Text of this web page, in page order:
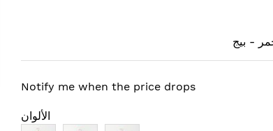
- بيج
Notify me when the price drops
الألوان